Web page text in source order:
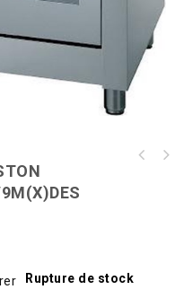
Rupture de stock